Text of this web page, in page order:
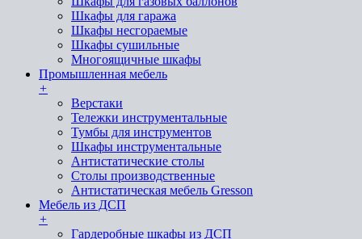
Шкафы для гаража
Шкафы несгораемые
Шкафы сушильные
Многоящичные шкафы
Промышленная мебель
+
Верстаки
Тележки инструментальные
Тумбы для инструментов
Шкафы инструментальные
Антистатические столы
Столы производственные
Антистатическая мебель Gresson
Мебель из ДСП
+
Гардеробные шкафы из ДСП